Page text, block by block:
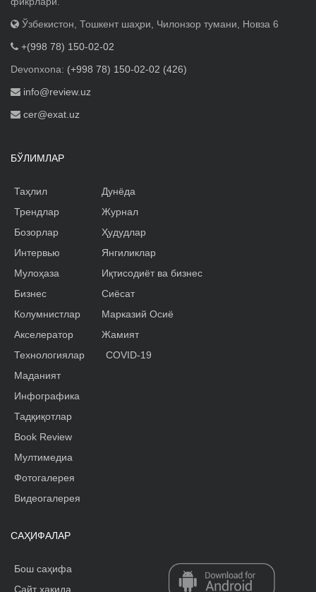
Ўзбекистон, Тошкент шаҳри, Чилонзор тумани, Новза 6
+(998 78) 150-02-02
Devonxona: (+998 78) 150-02-02 (426)
info@review.uz
cer@exat.uz
БЎЛИМЛАР
Таҳлил
Трендлар
Бозорлар
Интервью
Мулоҳаза
Бизнес
Колумнистлар
Акселератор
Дунёда
Журнал
Ҳудудлар
Янгиликлар
Иқтисодиёт ва бизнес
Сиёсат
Марказий Осиё
Жамият
Технологиялар
Маданият
Инфографика
Тадқиқотлар
Book Review
Мултимедиа
Фотогалерея
Видеогалерея
COVID-19
САҲИФАЛАР
Бош саҳифа
Сайт ҳақида